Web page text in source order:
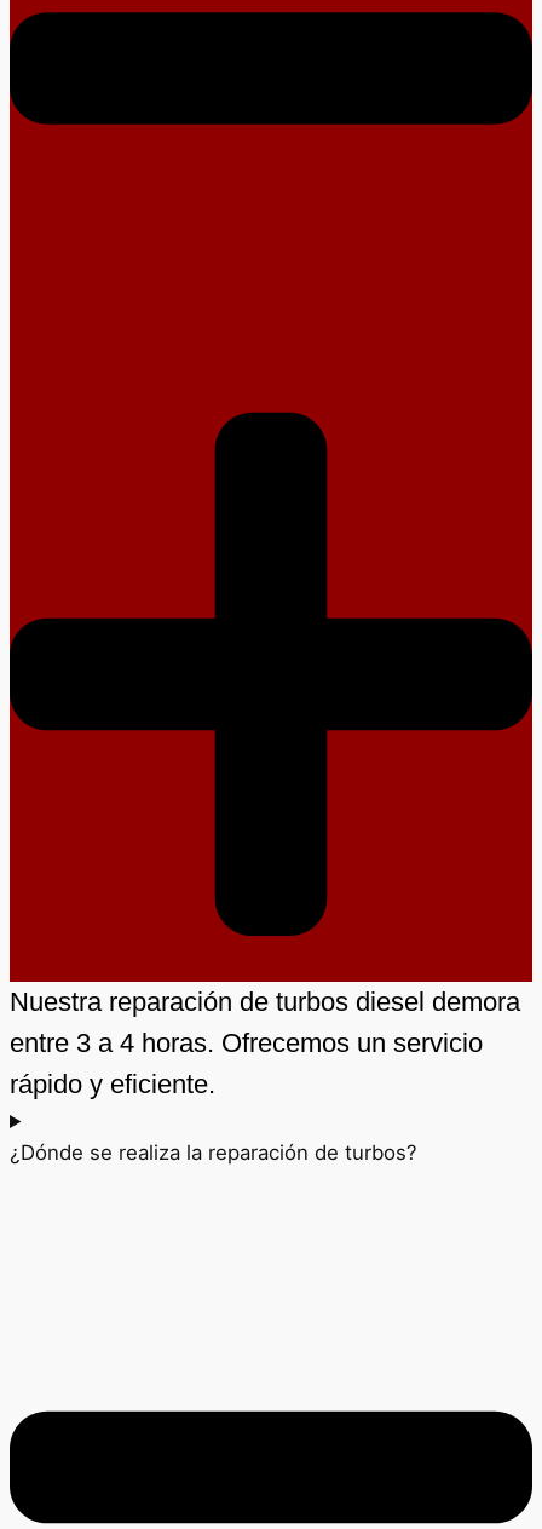
Nuestra reparación de turbos diesel demora
entre 3 a 4 horas. Ofrecemos un servicio
rápido y eficiente.
¿Dónde se realiza la reparación de turbos?